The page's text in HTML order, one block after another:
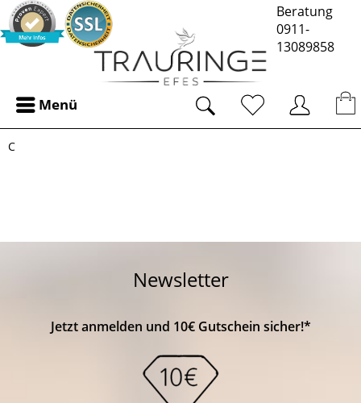
Beratung
0911-
13089858
Menü
C
Newsletter
Jetzt anmelden und 10€ Gutschein sicher!*